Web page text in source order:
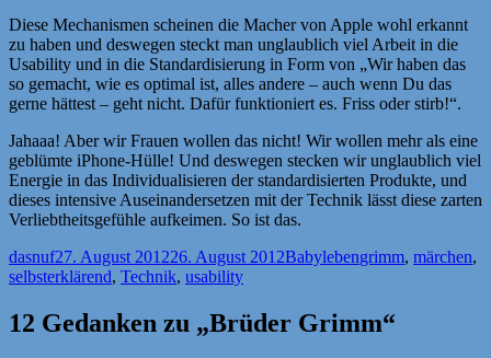
Diese Mechanismen scheinen die Macher von Apple wohl erkannt
zu haben und deswegen steckt man unglaublich viel Arbeit in die
Usability und in die Standardisierung in Form von „Wir haben das
so gemacht, wie es optimal ist, alles andere – auch wenn Du das
gerne hättest – geht nicht. Dafür funktioniert es. Friss oder stirb!“.
Jahaaa! Aber wir Frauen wollen das nicht! Wir wollen mehr als eine
geblümte iPhone-Hülle! Und deswegen stecken wir unglaublich viel
Energie in das Individualisieren der standardisierten Produkte, und
dieses intensive Auseinandersetzen mit der Technik lässt diese zarten
Verliebtheitsgefühle aufkeimen. So ist das.
Autor
dasnufVeröffentlicht
am
27. August 201226. August 2012Kategorien
BabylebenSchlagwörter
grimm, märchen,
selbsterklärend, Technik, usability
12 Gedanken zu „Brüder Grimm“